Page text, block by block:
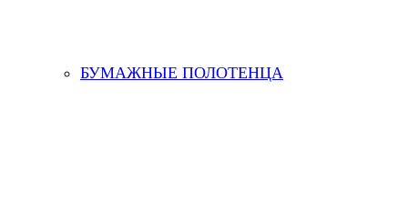
БУМАЖНЫЕ ПОЛОТЕНЦА